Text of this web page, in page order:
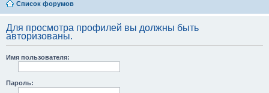
Список форумов
Для просмотра профилей вы должны быть
авторизованы.
Имя пользователя:
Пароль: